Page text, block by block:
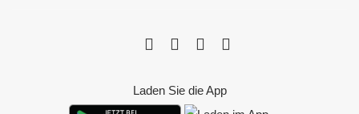
Laden Sie die App